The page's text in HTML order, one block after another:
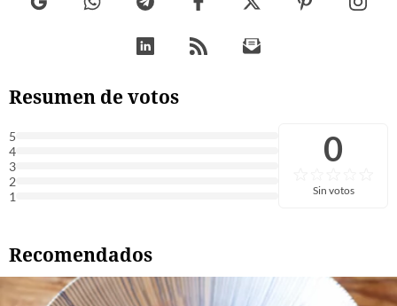
Resumen de votos
5
4
3
2
1
0
Sin votos
Recomendados